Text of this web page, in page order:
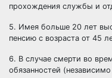
прохождения службы и
5. Имея больше 20 лет
пенсию с возраста от 45
6. В случае смерти во
обязанностей